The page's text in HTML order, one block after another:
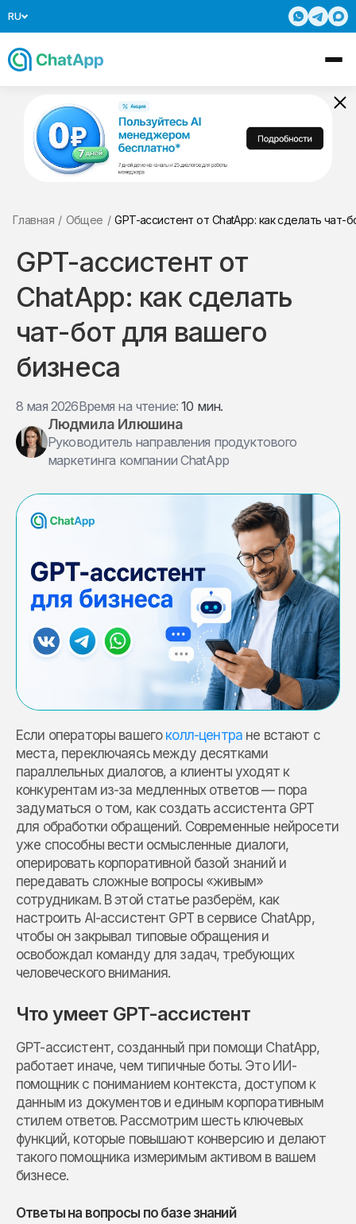
RU
Главная / Общее / GPT-ассистент от ChatApp: как сделать чат-
GPT-ассистент от
ChatApp: как сделать
чат-бот для вашего
бизнеса
8 мая 2026Время на чтение:10 мин.
Людмила Илюшина
Руководитель направления продуктового
маркетинга компании ChatApp
Если операторы вашего колл-центране встают с
места, переключаясь между десятками
параллельных диалогов, а клиенты уходят к
конкурентам из-за медленных ответов — пора
задуматься о том, как создать ассистента GPT
для обработки обращений. Современные нейросети
уже способны вести осмысленные диалоги,
оперировать корпоративной базой знаний и
передавать сложные вопросы «живым»
сотрудникам. В этой статье разберём, как
настроить AI-ассистент GPT в сервисе ChatApp,
чтобы он закрывал типовые обращения и
освобождал команду для задач, требующих
человеческого внимания.
Что умеет GPT-ассистент
GPT-ассистент, созданный при помощи ChatApp,
работает иначе, чем типичные боты. Это ИИ-
помощник с пониманием контекста, доступом к
данным из документов и единым корпоративным
стилем ответов. Рассмотрим шесть ключевых
функций, которые повышают конверсию и делают
такого помощника измеримым активом в вашем
бизнесе.
Ответы на вопросы по базе знаний